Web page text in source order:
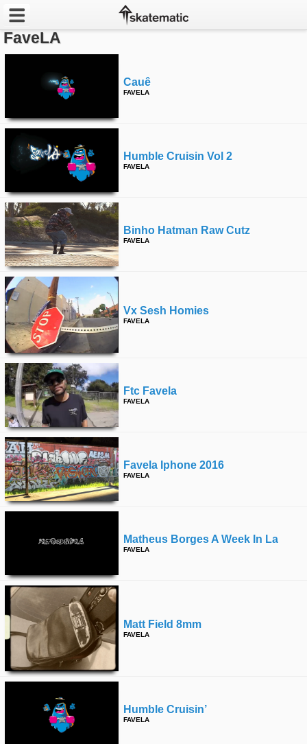
Featured
Channels
Week
Month
Year
All
time
FOLLOW
US
Twitter
Facebook
Instagram
Tumblr
FaveLA
Cauê
FAVELA
Humble Cruisin Vol 2
FAVELA
Binho Hatman Raw Cutz
FAVELA
Vx Sesh Homies
FAVELA
Ftc Favela
FAVELA
Favela Iphone 2016
FAVELA
Matheus Borges A Week In La
FAVELA
Matt Field 8mm
FAVELA
Humble Cruisin’
FAVELA